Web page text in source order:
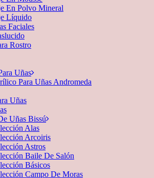
En Polvo Mineral
Líquido
Faciales
Rostro
Uñas
Para Uñas Andromeda
Uñas
Uñas Bissú
Alas
Arcoiris
Astros
Baile De Salón
Básicos
Campo De Moras